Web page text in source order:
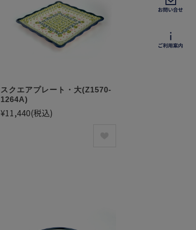
スクエアプレート・大(Z1570-
1264A)
¥11,440(税込)